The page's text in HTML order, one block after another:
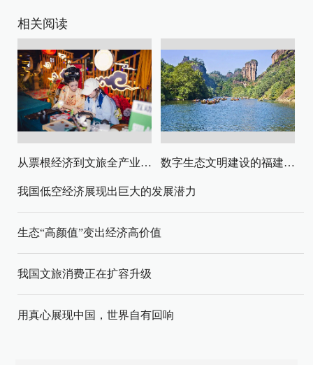
相关阅读
从票根经济到文旅全产业链升级 数字生态文明建设的福建路径与启示
我国低空经济展现出巨大的发展潜力
生态“高颜值”变出经济高价值
我国文旅消费正在扩容升级
用真心展现中国，世界自有回响